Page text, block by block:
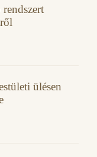
ülésen